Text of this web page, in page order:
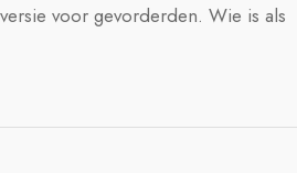
voor gevorderden. Wie is als